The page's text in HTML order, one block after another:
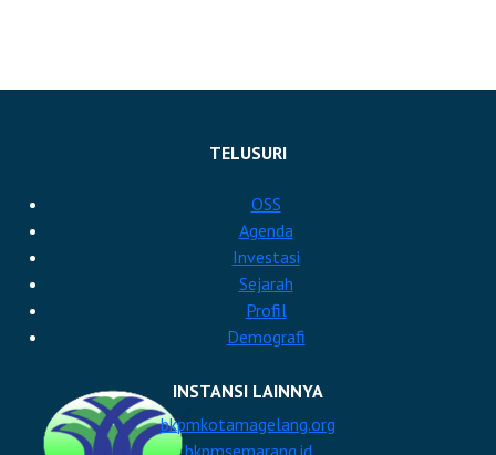
TELUSURI
OSS
Agenda
Investasi
Sejarah
Profil
Demografi
INSTANSI LAINNYA
bkpmkotamagelang.org
bkpmsemarang.id